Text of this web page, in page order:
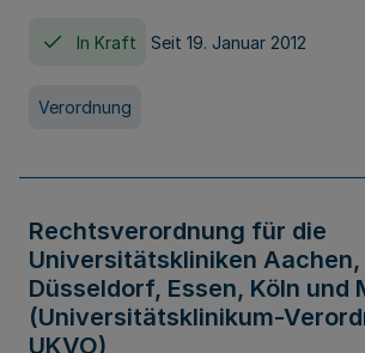
In Kraft Seit 19. Januar 2012
Verordnung
Rechtsverordnung für die
Universitätskliniken Aachen,
Düsseldorf, Essen, Köln und
(Universitätsklinikum-
UKVO)